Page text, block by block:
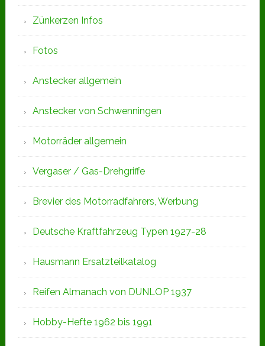
Zünkerzen Infos
Fotos
Anstecker allgemein
Anstecker von Schwenningen
Motorräder allgemein
Vergaser / Gas-Drehgriffe
Brevier des Motorradfahrers, Werbung
Deutsche Kraftfahrzeug Typen 1927-28
Hausmann Ersatzteilkatalog
Reifen Almanach von DUNLOP 1937
Hobby-Hefte 1962 bis 1991